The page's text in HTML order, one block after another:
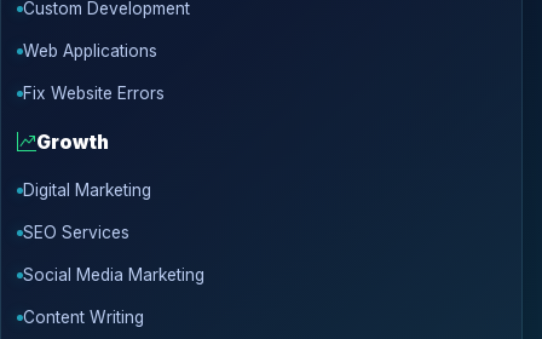
Custom Development
Web Applications
Fix Website Errors
Growth
Digital Marketing
SEO Services
Social Media Marketing
Content Writing